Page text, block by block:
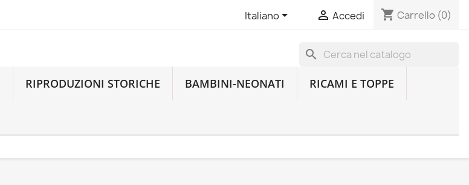
Italiano  Accedi shopping_cart Carrello (0)
search
RIPRODUZIONI STORICHE BAMBINI-NEONATI RICAMI E TOPPE